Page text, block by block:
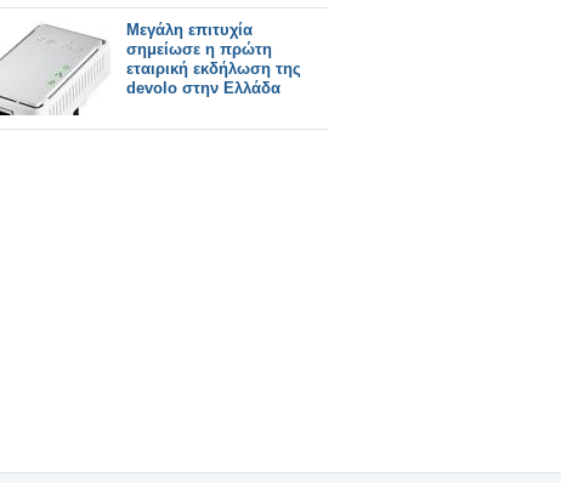
Μεγάλη επιτυχία
σημείωσε η πρώτη
εταιρική εκδήλωση της
devolo στην Ελλάδα